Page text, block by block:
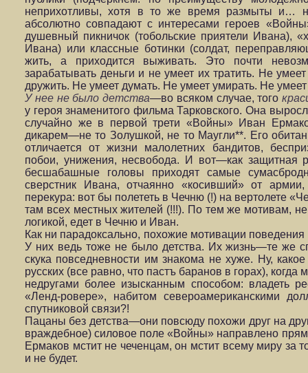
неприхотливы, хотя в то же время размыты и…
абсолютно совпадают с интересами героев
душевный пикничок (тобольские приятели Ивана),
Ивана) или классные ботинки (солдат,
жить, а приходится выживать. Это почти
зарабатывать деньги и не умеет их тратить. Не
дружить. Не умеет думать. Не умеет умирать. Не
У нее не было детства—во всяком случае, того
у героя знаменитого фильма Тарковского. Она
случайно же в первой трети «Войны» Иван
дикарем—не то Золушкой, не то Маугли**. Его
отличается от жизни малолетних бандитов,
побои, унижения, несвобода. И вот—как
бесшабашные головы приходят самые
сверстник Ивана, отчаянно «косивший» от
перекура: вот бы полететь в Чечню (!) на вертолете
там всех местных жителей (!!!). По тем же мотивам,
логикой, едет в Чечню и Иван.
Как ни парадоксально, похожие мотивации поведения
У них ведь тоже не было детства. Их жизнь—те же
скука повседневности им знакома не хуже. Ну,
русских (все равно, что пастъ баранов в горах),
недругами более изысканным способом: владеть
«Ленд-ровере», набитом североамериканскими
спутниковой связи?!
Пацаны без детства—они повсюду похожи друг на
враждебное) силовое поле «Войны» направлено
Ермаков мстит не чеченцам, он мстит всему миру за
и не будет.